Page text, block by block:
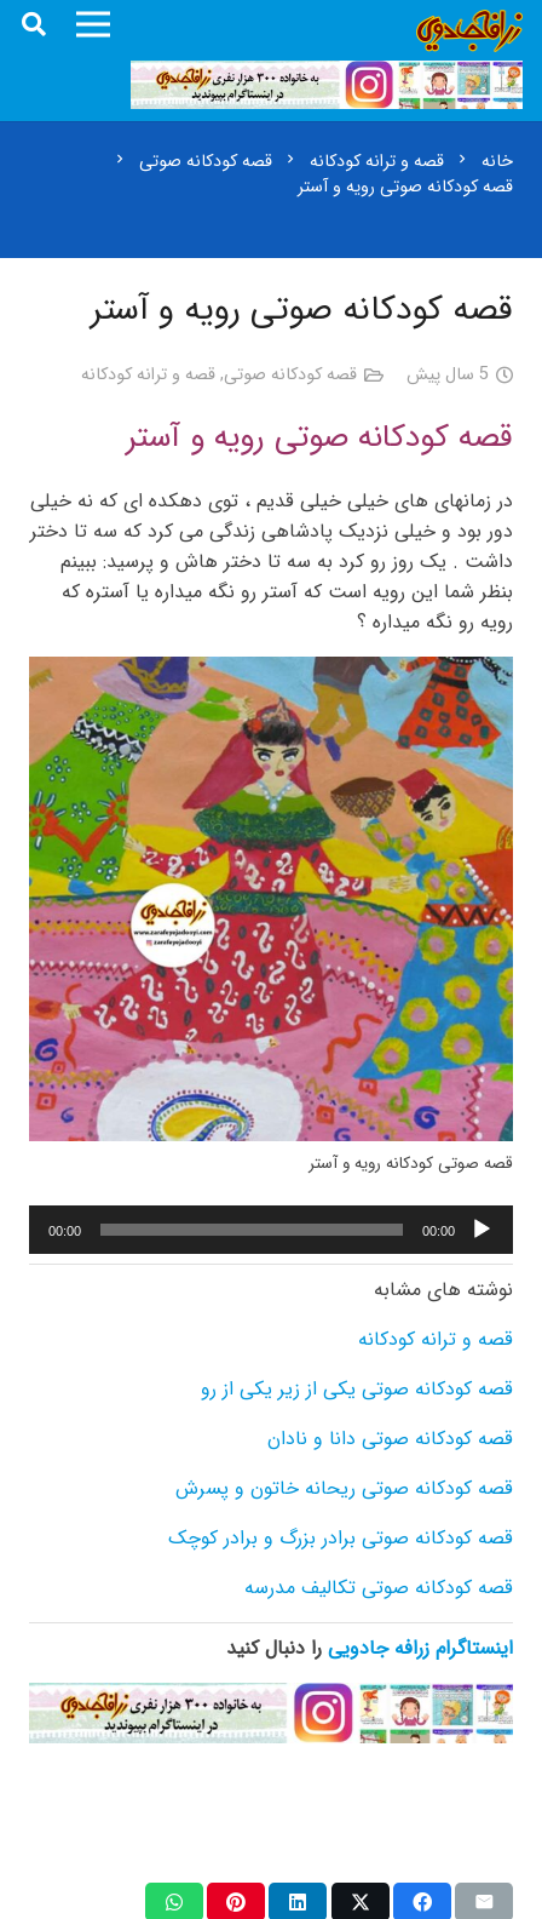
خانه chevron_right قصه و ترانه کودکانه chevron_right قصه کودکانه صوتی chevron_right
قصه کودکانه صوتی رویه و آستر
قصه کودکانه صوتی رویه و آستر
5 سال پیش قصه کودکانه صوتی,قصه و ترانه کودکانه
قصه کودکانه صوتی رویه و آستر
در زمانهای های خیلی خیلی قدیم ، توی دهکده ای که نه خیلی
دور بود و خیلی نزدیک پادشاهی زندگی می کرد که سه تا دختر
داشت . یک روز رو کرد به سه تا دختر هاش و پرسید: ببینم
بنظر شما این رویه است که آستر رو نگه میداره یا آستره که
رویه رو نگه میداره ؟
قصه صوتی کودکانه رویه و آستر
پخش‌کننده
صوت
00:00
00:00
نوشته های مشابه
قصه و ترانه کودکانه
قصه کودکانه صوتی یکی از زیر یکی از رو
قصه کودکانه صوتی دانا و نادان
قصه کودکانه صوتی ریحانه خاتون و پسرش
قصه کودکانه صوتی برادر بزرگ و برادر کوچک
قصه کودکانه صوتی تکالیف مدرسه
اینستاگرام زرافه جادویی را دنبال کنید